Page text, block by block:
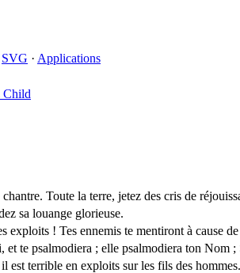
SVG · Applications
Toute la terre, jetez des cris de
sa louange glorieuse.
exploits ! Tes ennemis te mentiront à cause
et te psalmodiera ; elle psalmodiera ton Nom ;
est terrible en exploits sur les fils des hommes.